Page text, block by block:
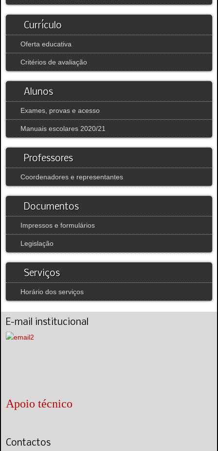
Currículo
Oferta educativa
Critérios de avaliação
Alunos
Exames, provas e acesso
Manuais escolares 2020/21
Professores
Coordenadores e representantes
Documentos
Impressos e formulários
Legislação
Serviços
Horário dos serviços
E-mail institucional
Apoio técnico
Contactos